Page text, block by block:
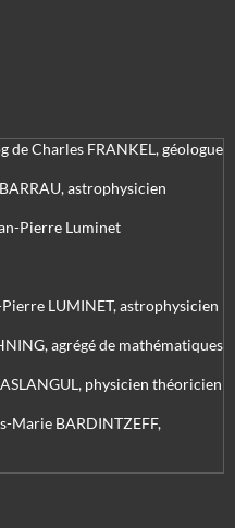
de Charles FRANKEL, géologue
astrophysicien
Pierre Luminet
Pierre LUMINET, astrophysicien
agrégé de mathématiques
physicien théoricien
Marie BARDINTZEFF,